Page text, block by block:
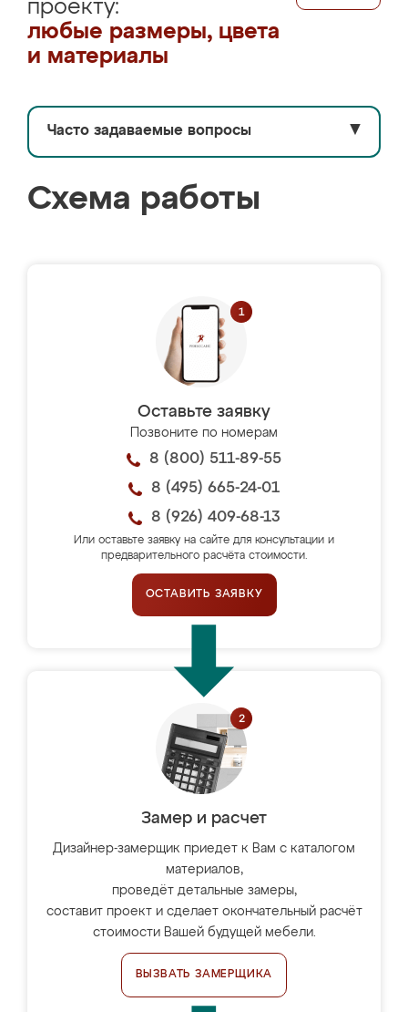
проекту:
любые размеры, цвета
и материалы
Часто задаваемые вопросы ▼
Схема работы
Оставьте заявку
Позвоните по номерам
8 (800) 511-89-55
8 (495) 665-24-01
8 (926) 409-68-13
Или оставьте заявку на сайте для консультации и
предварительного расчёта стоимости.
ОСТАВИТЬ ЗАЯВКУ
Замер и расчет
Дизайнер-замерщик приедет к Вам с каталогом
материалов,
проведёт детальные замеры,
составит проект и сделает окончательный расчёт
стоимости Вашей будущей мебели.
ВЫЗВАТЬ ЗАМЕРЩИКА